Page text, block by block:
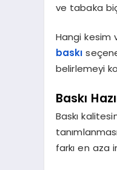
ve tabaka
Hangi kesim
baskı
belirlemeyi
Baskı
Baskı
farkı en aza